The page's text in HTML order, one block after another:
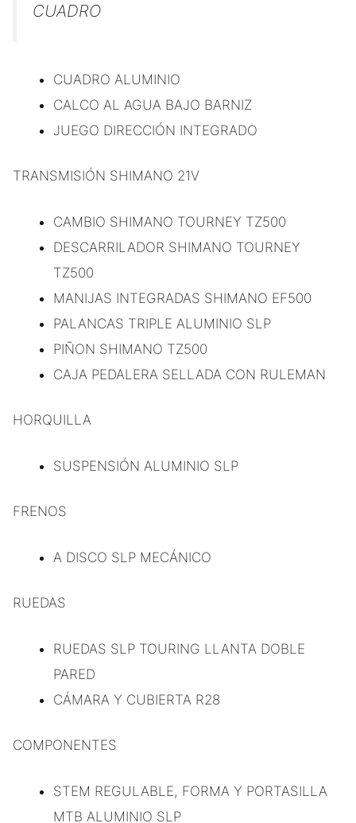
CUADRO
CUADRO ALUMINIO
CALCO AL AGUA BAJO BARNIZ
JUEGO DIRECCIÓN INTEGRADO
TRANSMISIÓN SHIMANO 21V
CAMBIO SHIMANO TOURNEY TZ500
DESCARRILADOR SHIMANO TOURNEY
TZ500
MANIJAS INTEGRADAS SHIMANO EF500
PALANCAS TRIPLE ALUMINIO SLP
PIÑON SHIMANO TZ500
CAJA PEDALERA SELLADA CON RULEMAN
HORQUILLA
SUSPENSIÓN ALUMINIO SLP
FRENOS
A DISCO SLP MECÁNICO
RUEDAS
RUEDAS SLP TOURING LLANTA DOBLE
PARED
CÁMARA Y CUBIERTA R28
COMPONENTES
STEM REGULABLE, FORMA Y PORTASILLA
MTB ALUMINIO SLP